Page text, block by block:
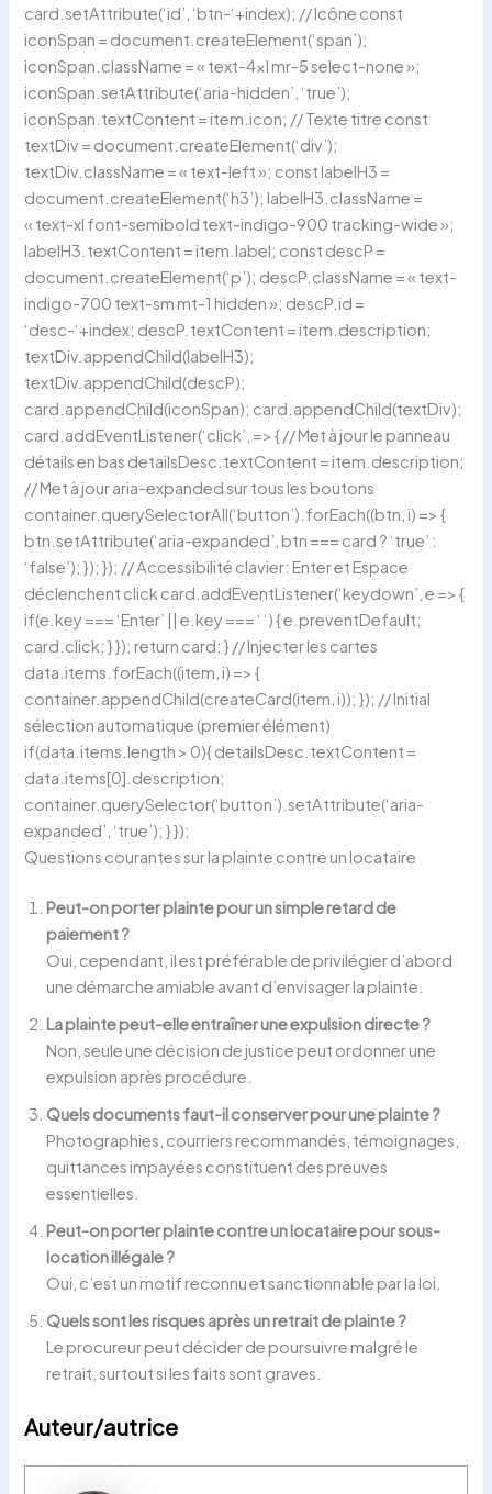
card.setAttribute(‘id’, ‘btn-‘+index); // Icône const
iconSpan = document.createElement(‘span’);
iconSpan.className = « text-4xl mr-5 select-none »;
iconSpan.setAttribute(‘aria-hidden’, ‘true’);
iconSpan.textContent = item.icon; // Texte titre const
textDiv = document.createElement(‘div’);
textDiv.className = « text-left »; const labelH3 =
document.createElement(‘h3’); labelH3.className =
« text-xl font-semibold text-indigo-900 tracking-wide »;
labelH3.textContent = item.label; const descP =
document.createElement(‘p’); descP.className = « text-
indigo-700 text-sm mt-1 hidden »; descP.id =
‘desc-‘+index; descP.textContent = item.description;
textDiv.appendChild(labelH3);
textDiv.appendChild(descP);
card.appendChild(iconSpan); card.appendChild(textDiv);
card.addEventListener(‘click’, => { // Met à jour le panneau
détails en bas detailsDesc.textContent = item.description;
// Met à jour aria-expanded sur tous les boutons
container.querySelectorAll(‘button’).forEach((btn, i) => {
btn.setAttribute(‘aria-expanded’, btn === card ? ‘true’ :
‘false’); }); }); // Accessibilité clavier: Enter et Espace
déclenchent click card.addEventListener(‘keydown’, e => {
if(e.key === ‘Enter’ || e.key === ‘ ‘) { e.preventDefault;
card.click; } }); return card; } // Injecter les cartes
data.items.forEach((item, i) => {
container.appendChild(createCard(item, i)); }); // Initial
sélection automatique (premier élément)
if(data.items.length > 0){ detailsDesc.textContent =
data.items[0].description;
container.querySelector(‘button’).setAttribute(‘aria-
expanded’, ‘true’); } });
Questions courantes sur la plainte contre un locataire
Peut-on porter plainte pour un simple retard de
paiement ?
Oui, cependant, il est préférable de privilégier d’abord
une démarche amiable avant d’envisager la plainte.
La plainte peut-elle entraîner une expulsion directe ?
Non, seule une décision de justice peut ordonner une
expulsion après procédure.
Quels documents faut-il conserver pour une plainte ?
Photographies, courriers recommandés, témoignages,
quittances impayées constituent des preuves
essentielles.
Peut-on porter plainte contre un locataire pour sous-
location illégale ?
Oui, c’est un motif reconnu et sanctionnable par la loi.
Quels sont les risques après un retrait de plainte ?
Le procureur peut décider de poursuivre malgré le
retrait, surtout si les faits sont graves.
Auteur/autrice